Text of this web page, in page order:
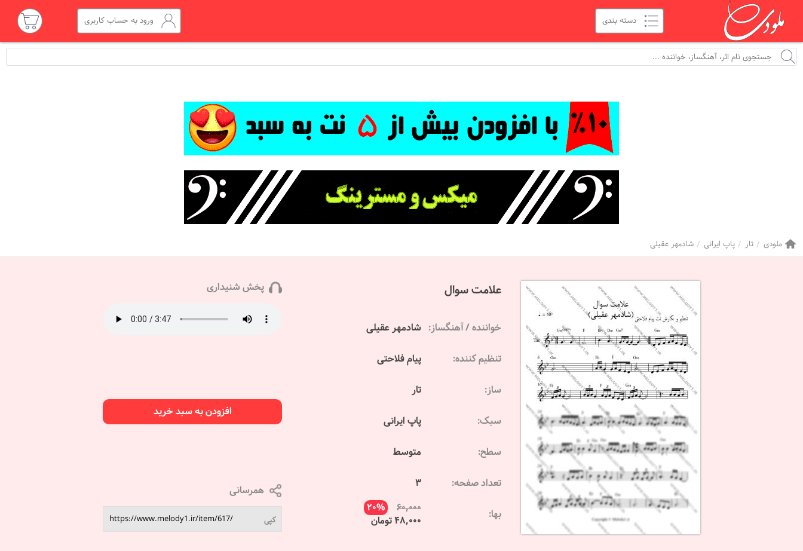
ورود به حساب کاربری
ملودی تار پاپ ایرانی شادمهر عقیلی
علامت سوال
خواننده / آهنگساز: شادمهر عقیلی
تنظیم کننده: پیام فلاحتی
ساز: تار
سبک: پاپ ایرانی
سطح: متوسط
تعداد صفحه: 3
بها: 60,000
20%
48,000 تومان
پخش شنیداری
افزودن به سبد خرید
همرسانی
کپی